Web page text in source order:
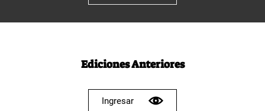
Ediciones Anteriores
Ingresar